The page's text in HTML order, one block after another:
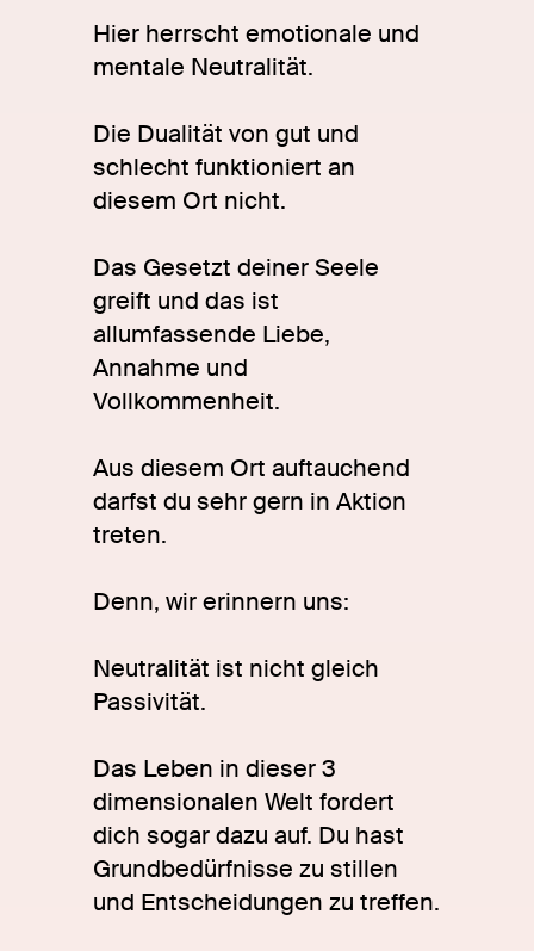
Hier herrscht emotionale und
mentale Neutralität.
Die Dualität von gut und
schlecht funktioniert an
diesem Ort nicht.
Das Gesetzt deiner Seele
greift und das ist
allumfassende Liebe,
Annahme und
Vollkommenheit.
Aus diesem Ort auftauchend
darfst du sehr gern in Aktion
treten.
Denn, wir erinnern uns:
Neutralität ist nicht gleich
Passivität.
Das Leben in dieser 3
dimensionalen Welt fordert
dich sogar dazu auf. Du hast
Grundbedürfnisse zu stillen
und Entscheidungen zu treffen.